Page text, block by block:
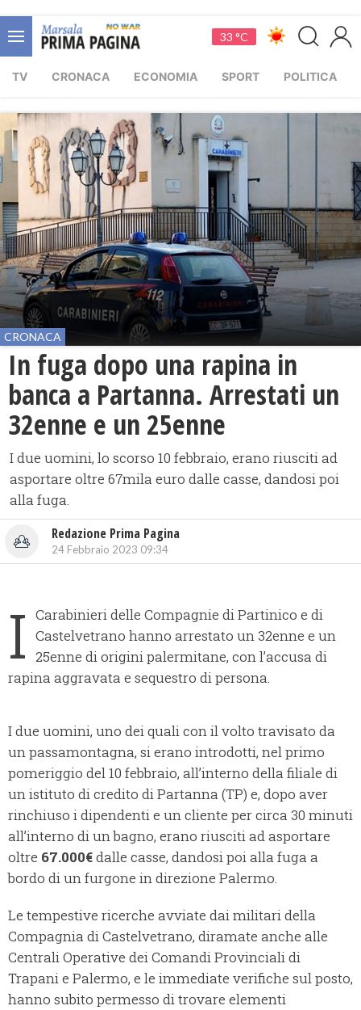
33 °C
TV CRONACA ECONOMIA SPORT POLITICA
CRONACA
In fuga dopo una rapina in
banca a Partanna. Arrestati un
32enne e un 25enne
I due uomini, lo scorso 10 febbraio, erano riusciti ad
asportare oltre 67mila euro dalle casse, dandosi poi
alla fuga.
Redazione Prima Pagina
24 Febbraio 2023 09:34
I Carabinieri delle Compagnie di Partinico e di
Castelvetrano hanno arrestato un 32enne e un
25enne di origini palermitane, con l’accusa di
rapina aggravata e sequestro di persona.
I due uomini, uno dei quali con il volto travisato da
un passamontagna, si erano introdotti, nel primo
pomeriggio del 10 febbraio, all’interno della filiale di
un istituto di credito di Partanna (TP) e, dopo aver
rinchiuso i dipendenti e un cliente per circa 30 minuti
all’interno di un bagno, erano riusciti ad asportare
oltre 67.000€dalle casse, dandosi poi alla fuga a
bordo di un furgone in direzione Palermo.
Le tempestive ricerche avviate dai militari della
Compagnia di Castelvetrano, diramate anche alle
Centrali Operative dei Comandi Provinciali di
Trapani e Palermo, e le immediate verifiche sul posto,
hanno subito permesso di trovare elementi